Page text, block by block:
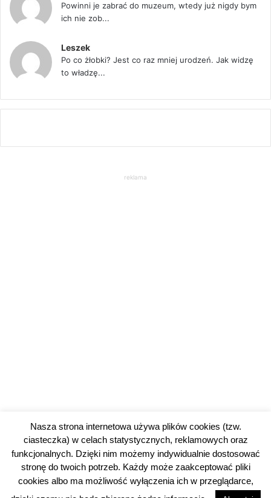
Powinni je zabrać do muzeum, wtedy już nigdy bym
ich nie zob...
Leszek
Po co żłobki? Jest co raz mniej urodzeń. Jak widzę
to władzę...
reklama
© 2026 piotrkowski24.pl | Polityka prywatności
Nasza strona internetowa używa plików cookies (tzw.
ciasteczka) w celach statystycznych, reklamowych oraz
funkcjonalnych. Dzięki nim możemy indywidualnie dostosować
stronę do twoich potrzeb. Każdy może zaakceptować pliki
cookies albo ma możliwość wyłączenia ich w przeglądarce,